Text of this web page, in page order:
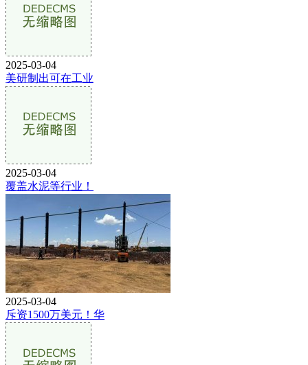
2025-03-04
美研制出可在工业
2025-03-04
覆盖水泥等行业！
2025-03-04
斥资1500万美元！华